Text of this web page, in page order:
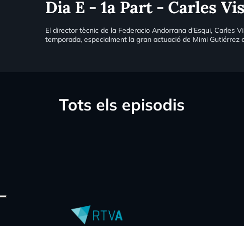
Dia E - 1a Part - Carles
El director tècnic de la Federacio Andorrana d'Esqui, Carles
temporada, especialment la gran actuació de Mimi
Tots els episodis